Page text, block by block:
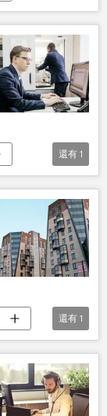
還有 1
還有 1